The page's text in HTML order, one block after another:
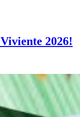
2026!